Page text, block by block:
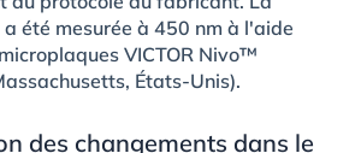
été mesurée à 450 nm à l'aide
VICTOR Nivo™
États-Unis).
des changements dans le